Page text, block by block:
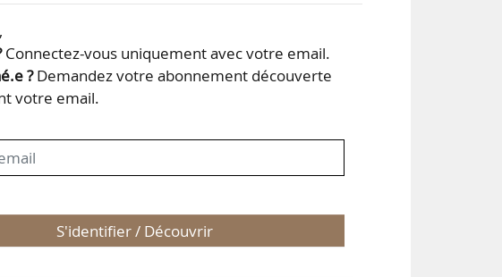
augmente, le
Connectez-vous uniquement avec votre email.
?Demandez votre abonnement découverte
votre email.
S'identifier / Découvrir